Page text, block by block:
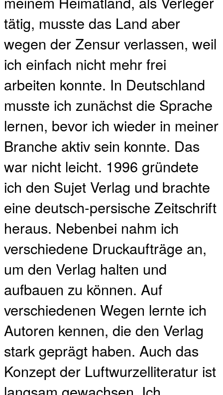
tätig, musste das Land aber
wegen der Zensur verlassen, weil
ich einfach nicht mehr frei
arbeiten konnte. In Deutschland
musste ich zunächst die Sprache
lernen, bevor ich wieder in meiner
Branche aktiv sein konnte. Das
war nicht leicht. 1996 gründete
ich den Sujet Verlag und brachte
eine deutsch-persische Zeitschrift
heraus. Nebenbei nahm ich
verschiedene Druckaufträge an,
um den Verlag halten und
aufbauen zu können. Auf
verschiedenen Wegen lernte ich
Autoren kennen, die den Verlag
stark geprägt haben. Auch das
Konzept der Luftwurzelliteratur ist